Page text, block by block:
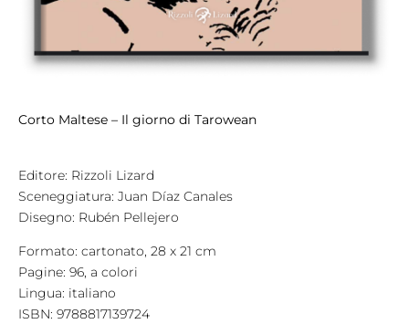
Corto Maltese – Il giorno di Tarowean
Editore: Rizzoli Lizard
Sceneggiatura: Juan Díaz Canales
Disegno: Rubén Pellejero
Formato: cartonato, 28 x 21 cm
Pagine: 96, a colori
Lingua: italiano
ISBN: 9788817139724